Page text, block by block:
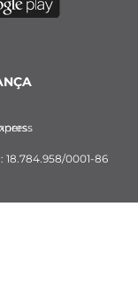
18.784.958/0001-86